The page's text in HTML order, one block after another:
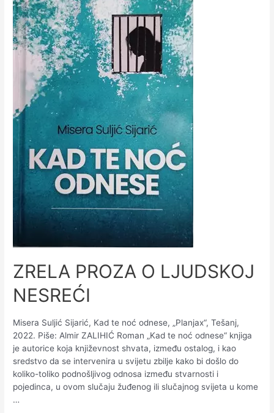
ZRELA PROZA O LJUDSKOJ
NESREĆI
Misera Suljić Sijarić, Kad te noć odnese, „Planjax“, Tešanj,
2022. Piše: Almir ZALIHIĆ Roman „Kad te noć odnese“ knjiga
je autorice koja književnost shvata, između ostalog, i kao
sredstvo da se intervenira u svijetu zbilje kako bi došlo do
koliko-toliko podnošljivog odnosa između stvarnosti i
pojedinca, u ovom slučaju žuđenog ili slučajnog svijeta u kome
…